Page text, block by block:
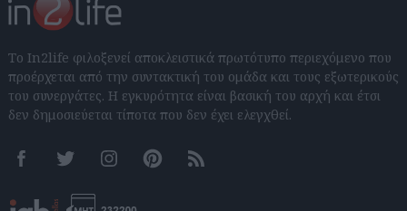
Το In2life φιλοξενεί αποκλειστικά πρωτότυπο περιεχόμενο που
προέρχεται από την συντακτική του ομάδα και τους εξωτερικούς
του συνεργάτες. Η εγκυρότητα είναι βασική του αρχή και έτσι
δεν δημοσιεύεται τίποτα που δεν έχει ελεγχθεί.
FacebookTwitter InstagramPinterestRSS feeds